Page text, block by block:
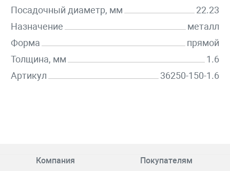
Посадочный диаметр, мм
22.23
Назначение
металл
Форма
прямой
Толщина, мм
1.6
Артикул
36250-150-1.6
Компания
Покупателям